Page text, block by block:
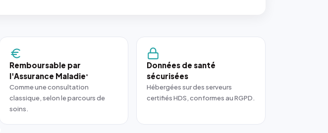
Remboursable par
l'Assurance Maladie*
Comme une consultation
classique, selon le parcours de
soins.
Données de santé
sécurisées
Hébergées sur des serveurs
certifiés HDS, conformes au RGPD.